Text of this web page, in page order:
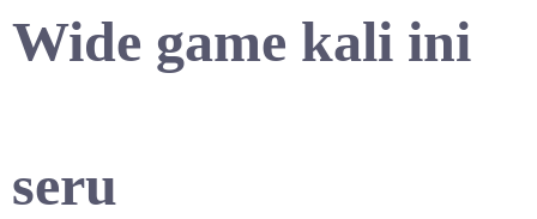
Wide game kali ini
seru